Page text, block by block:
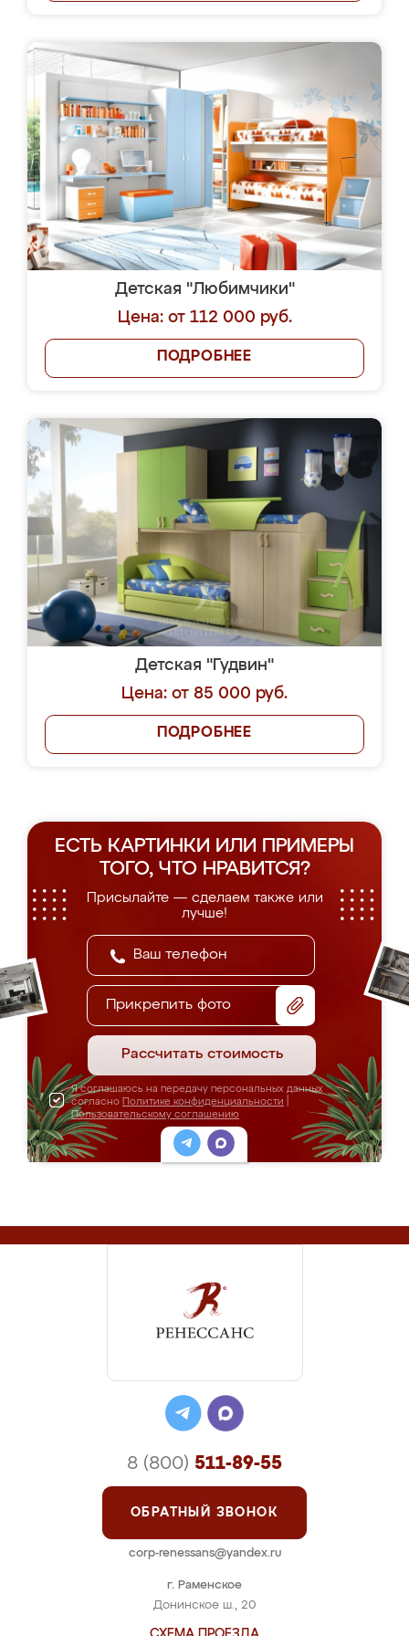
Детская "Любимчики"
Цена: от 112 000 руб.
ПОДРОБНЕЕ
Детская "Гудвин"
Цена: от 85 000 руб.
ПОДРОБНЕЕ
ЕСТЬ КАРТИНКИ ИЛИ ПРИМЕРЫ
ТОГО, ЧТО НРАВИТСЯ?
Присылайте — сделаем также или
лучше!
Прикрепить фото
Рассчитать стоимость
Я соглашаюсь на передачу персональных данных
согласно Политике конфиденциальности
Пользовательскому соглашению
г. Раменское
Донинское ш., 20
8 (800) 511-89-55
ОБРАТНЫЙ ЗВОНОК
corp-renessans@yandex.ru